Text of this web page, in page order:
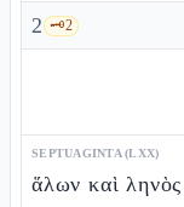
2 🗝️2
SEPTUAGINTA (LXX)
ἅλων καὶ